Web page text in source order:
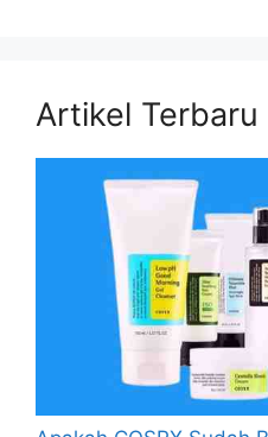
Artikel Terbaru